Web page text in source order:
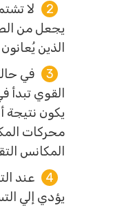
لا تشتمل
يجعل من
الذين
في حالة
القوي تبدأ في
يكون نتيجة
محركات
المكانس
عند
يؤدي إلي